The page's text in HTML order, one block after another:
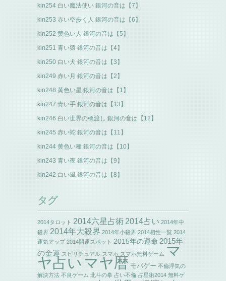
kin254 白い魔法使い 銀河の音は【7】
kin253 赤い空歩く人 銀河の音は【6】
kin252 黄色い人 銀河の音は【5】
kin251 青い猿 銀河の音は【4】
kin250 白い犬 銀河の音は【3】
kin249 赤い月 銀河の音は【2】
kin248 黄色い星 銀河の音は【1】
kin247 青い手 銀河の音は【13】
kin246 白い世界の橋渡し 銀河の音は【12】
kin245 赤い蛇 銀河の音は【11】
kin244 黄色い種 銀河の音は【10】
kin243 青い夜 銀河の音は【9】
kin242 白い風 銀河の音は【8】
タグ
2014タロット 2014六星占術 2014占い 2014年中
殺界 2014年大殺界 2014年小殺界 2014相性一覧 2014
運気アップ 2014開運スポット 2015年の運命 2015年
の金運 スピリチュアル スマホ スマホ無料ゲーム マ
ヤ占い マヤ暦 モバゲー 不倫浮気の
解決方法 不良ゲーム 北斗の拳 占い不倫 占星術2014 無料ゲ